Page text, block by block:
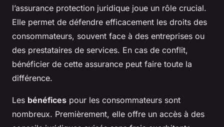
l’assurance protection juridique joue un rôle crucial.
Elle permet de défendre efficacement les droits des
consommateurs, souvent face à des entreprises ou
des prestataires de services. En cas de conflit,
bénéficier de cette assurance peut faire toute la
différence.
Les bénéfices pour les consommateurs sont
nombreux. Premièrement, elle offre un accès à des